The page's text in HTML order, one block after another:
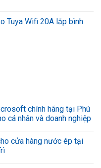
Tuya Wifi 20A lắp bình
chính hãng tại Phú
cá nhân và doanh nghiệp
cửa hàng nước ép tại